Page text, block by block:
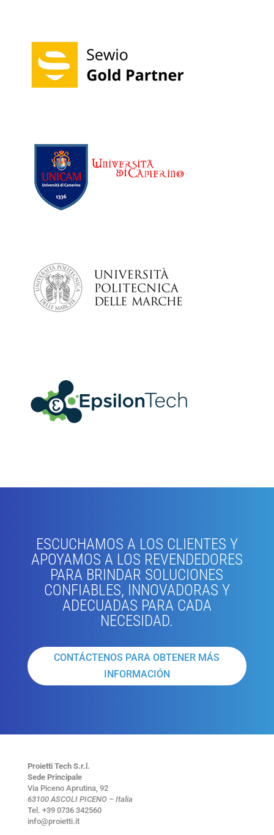
ESCUCHAMOS A LOS CLIENTES Y
APOYAMOS A LOS REVENDEDORES
PARA BRINDAR SOLUCIONES
CONFIABLES, INNOVADORAS Y
ADECUADAS PARA CADA
NECESIDAD.
CONTÁCTENOS PARA OBTENER MÁS
INFORMACIÓN
Proietti Tech S.r.l.
Sede Principale
Via Piceno Aprutina, 92
63100 ASCOLI PICENO – Italia
Tel. +39 0736 342560
info@proietti.it